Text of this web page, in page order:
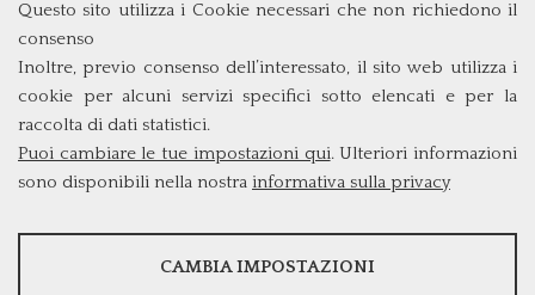
Questo sito utilizza i Cookie necessari che non richiedono il
consenso
Inoltre, previo consenso dell’interessato, il sito web utilizza i
cookie per alcuni servizi specifici sotto elencati e per la
raccolta di dati statistici.
Puoi cambiare le tue impostazioni qui. Ulteriori informazioni
sono disponibili nella nostra informativa sulla privacy
STATISTICHE
CAMBIA IMPOSTAZIONI
Università degli Studi di Roma Tor Vergata
Via Columbia, 2
00133 Roma (Italia)
Tel. +39 06 7259 3299/5837
biennio@clem.uniroma2.it